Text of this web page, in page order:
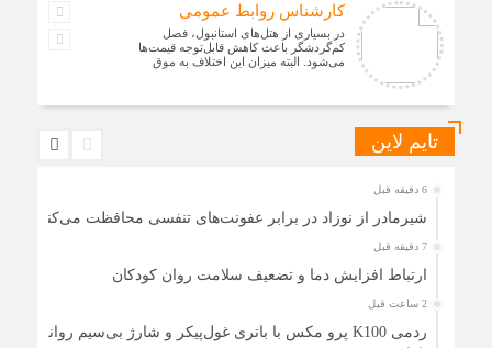
کارشناس روابط عمومی
در بسیاری از هتل‌های استانبول، فصل
کم‌گردشگر باعث کاهش قابل‌توجه قیمت‌ها
می‌شود. البته میزان این اختلاف به موق
تایم لاین
6 دقیقه قبل
شیرمادر از نوزاد در برابر عفونت‌های تنفسی محافظت می‌کند
7 دقیقه قبل
ارتباط افزایش دما و تضعیف سلامت روان کودکان
2 ساعت قبل
ردمی K100 پرو مکس با باتری غول‌پیکر و شارژ بی‌سیم روانه